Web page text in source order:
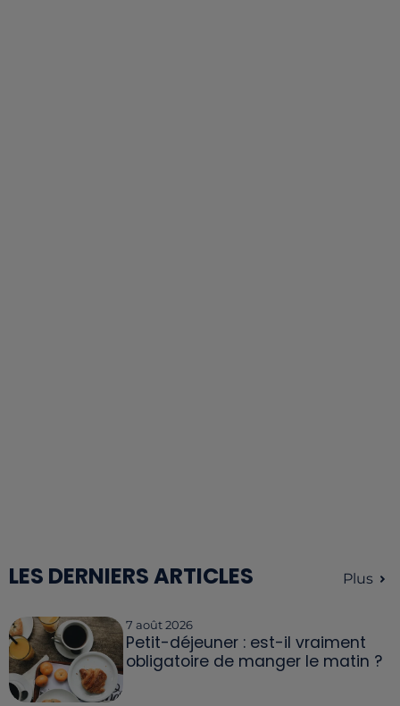
LES DERNIERS ARTICLES Plus
7 août 2026
Petit-déjeuner : est-il vraiment
obligatoire de manger le matin ?